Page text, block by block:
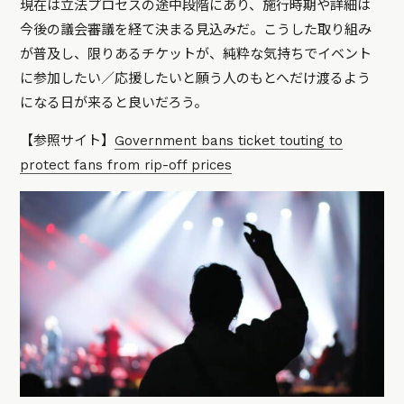
現在は立法プロセスの途中段階にあり、施行時期や詳細は
今後の議会審議を経て決まる見込みだ。こうした取り組み
が普及し、限りあるチケットが、純粋な気持ちでイベント
に参加したい／応援したいと願う人のもとへだけ渡るよう
になる日が来ると良いだろう。
【参照サイト】Government bans ticket touting to
protect fans from rip-off prices